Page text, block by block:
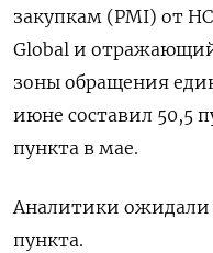
закупкам (PMI) от
Global и отражающий
зоны обращения
июне составил 50,5
пункта в мае.
Аналитики ожидали
пункта.